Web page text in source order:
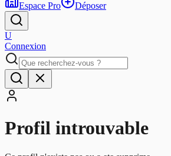
Espace Pro Déposer
U
Connexion
Profil introuvable